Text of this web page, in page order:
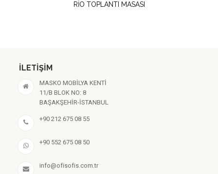
RİO TOPLANTI MASASI
İLETIŞIM
MASKO MOBİLYA KENTİ
11/B BLOK NO: 8
BAŞAKŞEHİR-İSTANBUL
+90 212 675 08 55
+90 552 675 08 50
info@ofisofis.com.tr